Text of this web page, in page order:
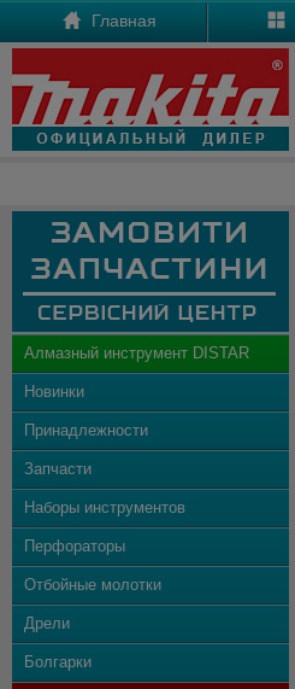
Главная
Алмазный инструмент DISTAR
Новинки
Принадлежности
Запчасти
Наборы инструментов
Перфораторы
Отбойные молотки
Дрели
Болгарки